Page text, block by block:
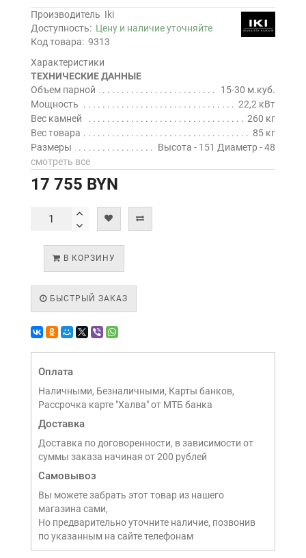
Производитель Iki
Доступность: Цену и наличие уточняйте
Код товара: 9313
Характеристики
ТЕХНИЧЕСКИЕ ДАННЫЕ
Объем парной
15-30 м.куб.
Мощность
22,2 кВт
Вес камней
260 кг
Вес товара
85 кг
Размеры
Высота - 151 Диаметр - 48
смотреть все
17 755 BYN
В КОРЗИНУ
БЫСТРЫЙ ЗАКАЗ
Оплата
Наличными, Безналичными, Карты банков,
Рассрочка карте "Халва" от МТБ банка
Доставка
Доставка по договоренности, в зависимости от
суммы заказа начиная от 200 рублей
Самовывоз
Вы можете забрать этот товар из нашего
магазина сами,
Но предварительно уточните наличие, позвонив
по указанным на сайте телефонам